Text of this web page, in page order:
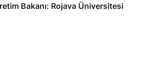
Bakanı: Rojava Üniversitesi